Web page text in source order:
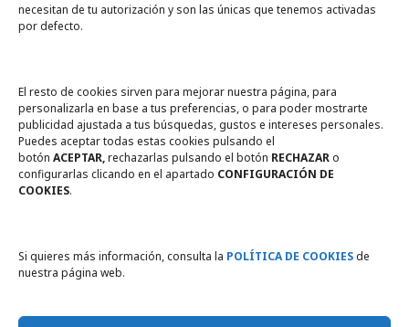
necesitan de tu autorización y son las únicas que tenemos activadas
por defecto.
El resto de cookies sirven para mejorar nuestra página, para
personalizarla en base a tus preferencias, o para poder mostrarte
publicidad ajustada a tus búsquedas, gustos e intereses personales.
Puedes aceptar todas estas cookies pulsando el
botón ACEPTAR,rechazarlas pulsando el botón RECHAZARo
configurarlas clicando en el apartado CONFIGURACIÓN DE
COOKIES.
Si quieres más información, consulta la POLÍTICA DE COOKIESde
nuestra página web.
Tienda online Legal
Política de privacidad
Política de Cookies